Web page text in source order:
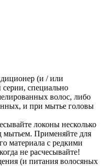
(и / или
специально
волос, либо
и при мытье головы
локоны несколько
мытьем. Применяйте для
материала с редкими
не расчесывайте!
(и питания волосяных